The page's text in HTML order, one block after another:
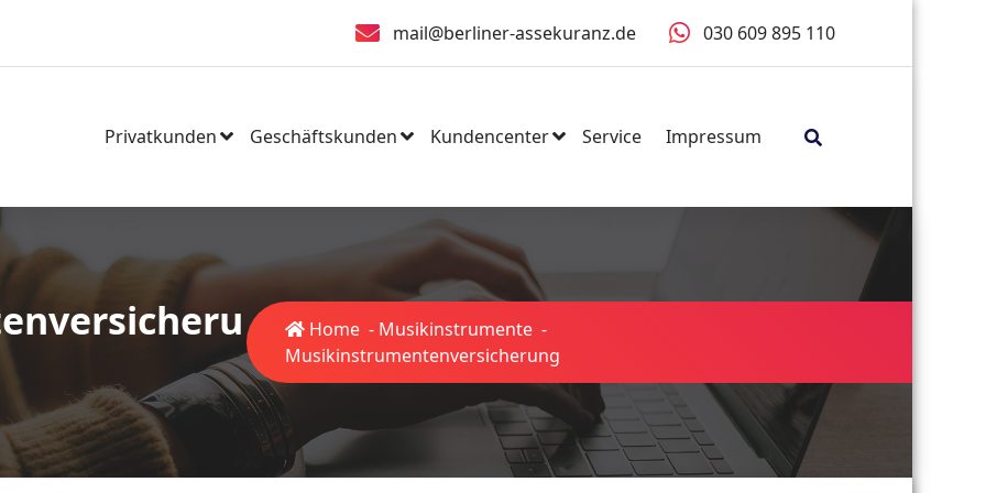
mail@berliner-assekuranz.de 030 609 895 110
Privatkunden Geschäftskunden Kundencenter Service Impressum
Home - Musikinstrumente -
Musikinstrumentenversicherung